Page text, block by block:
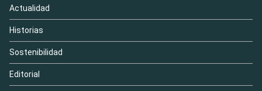
Actualidad
Historias
Sostenibilidad
Editorial